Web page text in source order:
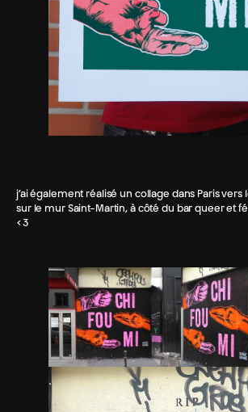
j’ai également réalisé un collage dans Paris vers
sur le mur Saint-Martin, à côté du bar queer et
<3